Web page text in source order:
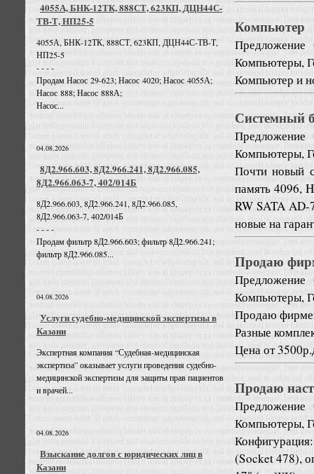
4055А, БНК-12ТК, 888СТ, 623КП, ДЦН44С-
ТВ-Т, НП25-5
4055А, БНК-12ТК, 888СТ, 623КП, ДЦН44С-ТВ-Т,
НП25-5
- - - -
Продам Насос 29-623; Насос 4020; Насос 4055А;
Насос 888; Насос 888А;
Насос...
04.08.2026
8Д2.966.603, 8Д2.966.241, 8Д2.966.085,
8Д2.966.063-7, 402/014Б
8Д2.966.603, 8Д2.966.241, 8Д2.966.085,
8Д2.966.063-7, 402/014Б
- - - -
Продам фильтр 8Д2.966.603; фильтр 8Д2.966.241;
фильтр 8Д2.966.085...
04.08.2026
Услуги судебно-медицинской экспертизы в
Казани
Экспертная компания “Судебная-медицинская
экспертиза” оказывает услуги проведения судебно-
медицинской экспертизы для защиты прав пациентов
и врачей...
04.08.2026
Взыскание долгов с юридических лиц в
Казани
Компьютер
Предложение
Компьютеры,
Компьютер и
Системный
Предложение
Компьютеры,
Почти новый
память 4096,
RW SATA AD-
новые на
Продаю
Предложение
Компьютеры,
Продаю
Разные
Цена от
Продаю
Предложение
Компьютеры,
(Socket 478),